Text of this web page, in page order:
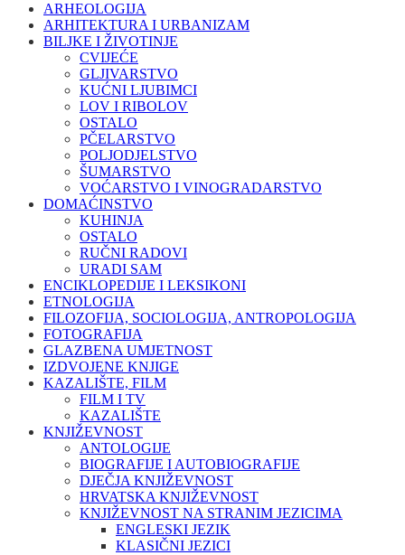
ARHEOLOGIJA
ARHITEKTURA I URBANIZAM
BILJKE I ŽIVOTINJE
CVIJEĆE
GLJIVARSTVO
KUĆNI LJUBIMCI
LOV I RIBOLOV
OSTALO
PČELARSTVO
POLJODJELSTVO
ŠUMARSTVO
VOĆARSTVO I VINOGRADARSTVO
DOMAĆINSTVO
KUHINJA
OSTALO
RUČNI RADOVI
URADI SAM
ENCIKLOPEDIJE I LEKSIKONI
ETNOLOGIJA
FILOZOFIJA, SOCIOLOGIJA, ANTROPOLOGIJA
FOTOGRAFIJA
GLAZBENA UMJETNOST
IZDVOJENE KNJIGE
KAZALIŠTE, FILM
FILM I TV
KAZALIŠTE
KNJIŽEVNOST
ANTOLOGIJE
BIOGRAFIJE I AUTOBIOGRAFIJE
DJEČJA KNJIŽEVNOST
HRVATSKA KNJIŽEVNOST
KNJIŽEVNOST NA STRANIM JEZICIMA
ENGLESKI JEZIK
KLASIČNI JEZICI